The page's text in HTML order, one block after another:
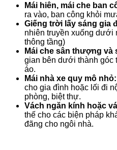
Mái hiên, mái che ban
ra vào, ban công khỏi
Giếng trời lấy sáng gia
nhiên truyền xuống dưới
thông tầng)
Mái che sân thượng và
gian bên dưới thành góc
áo.
Mái nhà xe quy mô nhỏ:
cho gia đình hoặc lối đi
phòng, biệt thự.
Vách ngăn kính hoặc
thế cho các biện pháp
đãng cho ngôi nhà.